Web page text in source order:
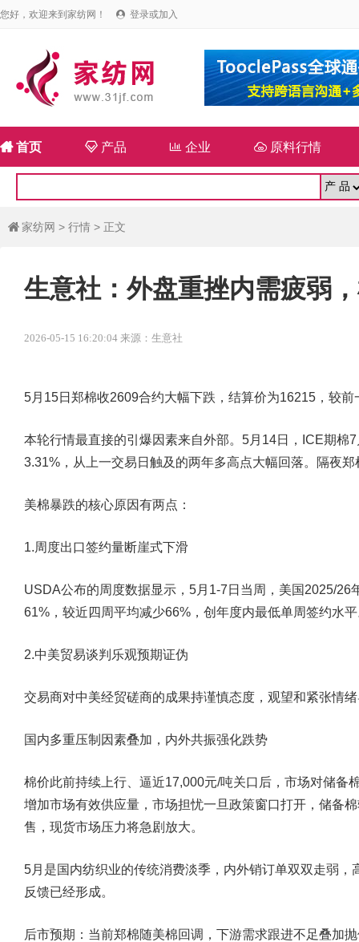
您好，欢迎来到家纺网！  登录或加入
首页 产品  企业 原料行情
 家纺网 > 行情 > 正文
生意社：外盘重挫内需疲弱
2026-05-15 16:20:04 来源：生意社
5月15日郑棉收2609合约大幅下跌，结算价为16215，较前
本轮行情最直接的引爆因素来自外部。5月14日，ICE期棉
3.31%，从上一交易日触及的两年多高点大幅回落。隔夜
美棉暴跌的核心原因有两点：
1.周度出口签约量断崖式下滑
USDA公布的周度数据显示，5月1-7日当周，美国2025/
61%，较近四周平均减少66%，创年度内最低单周签约水
2.中美贸易谈判乐观预期证伪
交易商对中美经贸磋商的成果持谨慎态度，观望和紧张情
国内多重压制因素叠加，内外共振强化跌势
棉价此前持续上行、逼近17,000元/吨关口后，市场对储备
增加市场有效供应量，市场担忧一旦政策窗口打开，储
售，现货市场压力将急剧放大。
5月是国内纺织业的传统消费淡季，内外销订单双双走弱
反馈已经形成。
后市预期：当前郑棉随美棉回调，下游需求跟进不足叠加